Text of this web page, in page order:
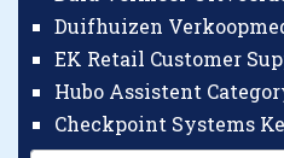
Duifhuizen
EK Retail Customer
Hubo Assistent